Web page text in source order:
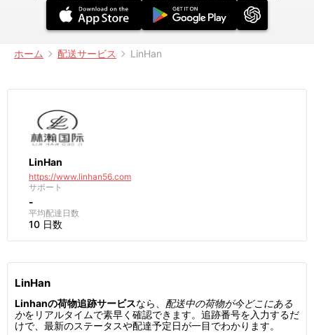
ホーム 配送サービス LinHan
LinHan
https://www.linhan56.com
サポート
-
平均配達日数
10 日数
LinHan
Linhanの荷物追跡サービスなら、 配送中の荷物が今どこにある
かをリアルタイムで素早く確認できます。追跡番号を入力するだ
けで、最新のステータスや配達予定日が一目でわかります。